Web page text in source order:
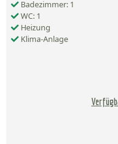
Badezimmer: 1
WC: 1
Heizung
Klima-Anlage